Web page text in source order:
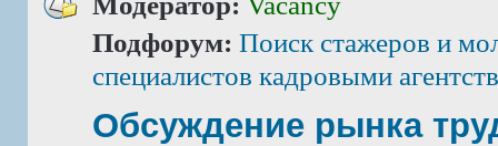
Подфорум: Поиск стажеров и
специалистов кадровыми
Обсуждение рынка